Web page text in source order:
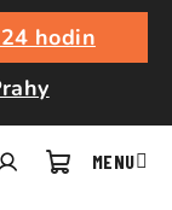
hodin